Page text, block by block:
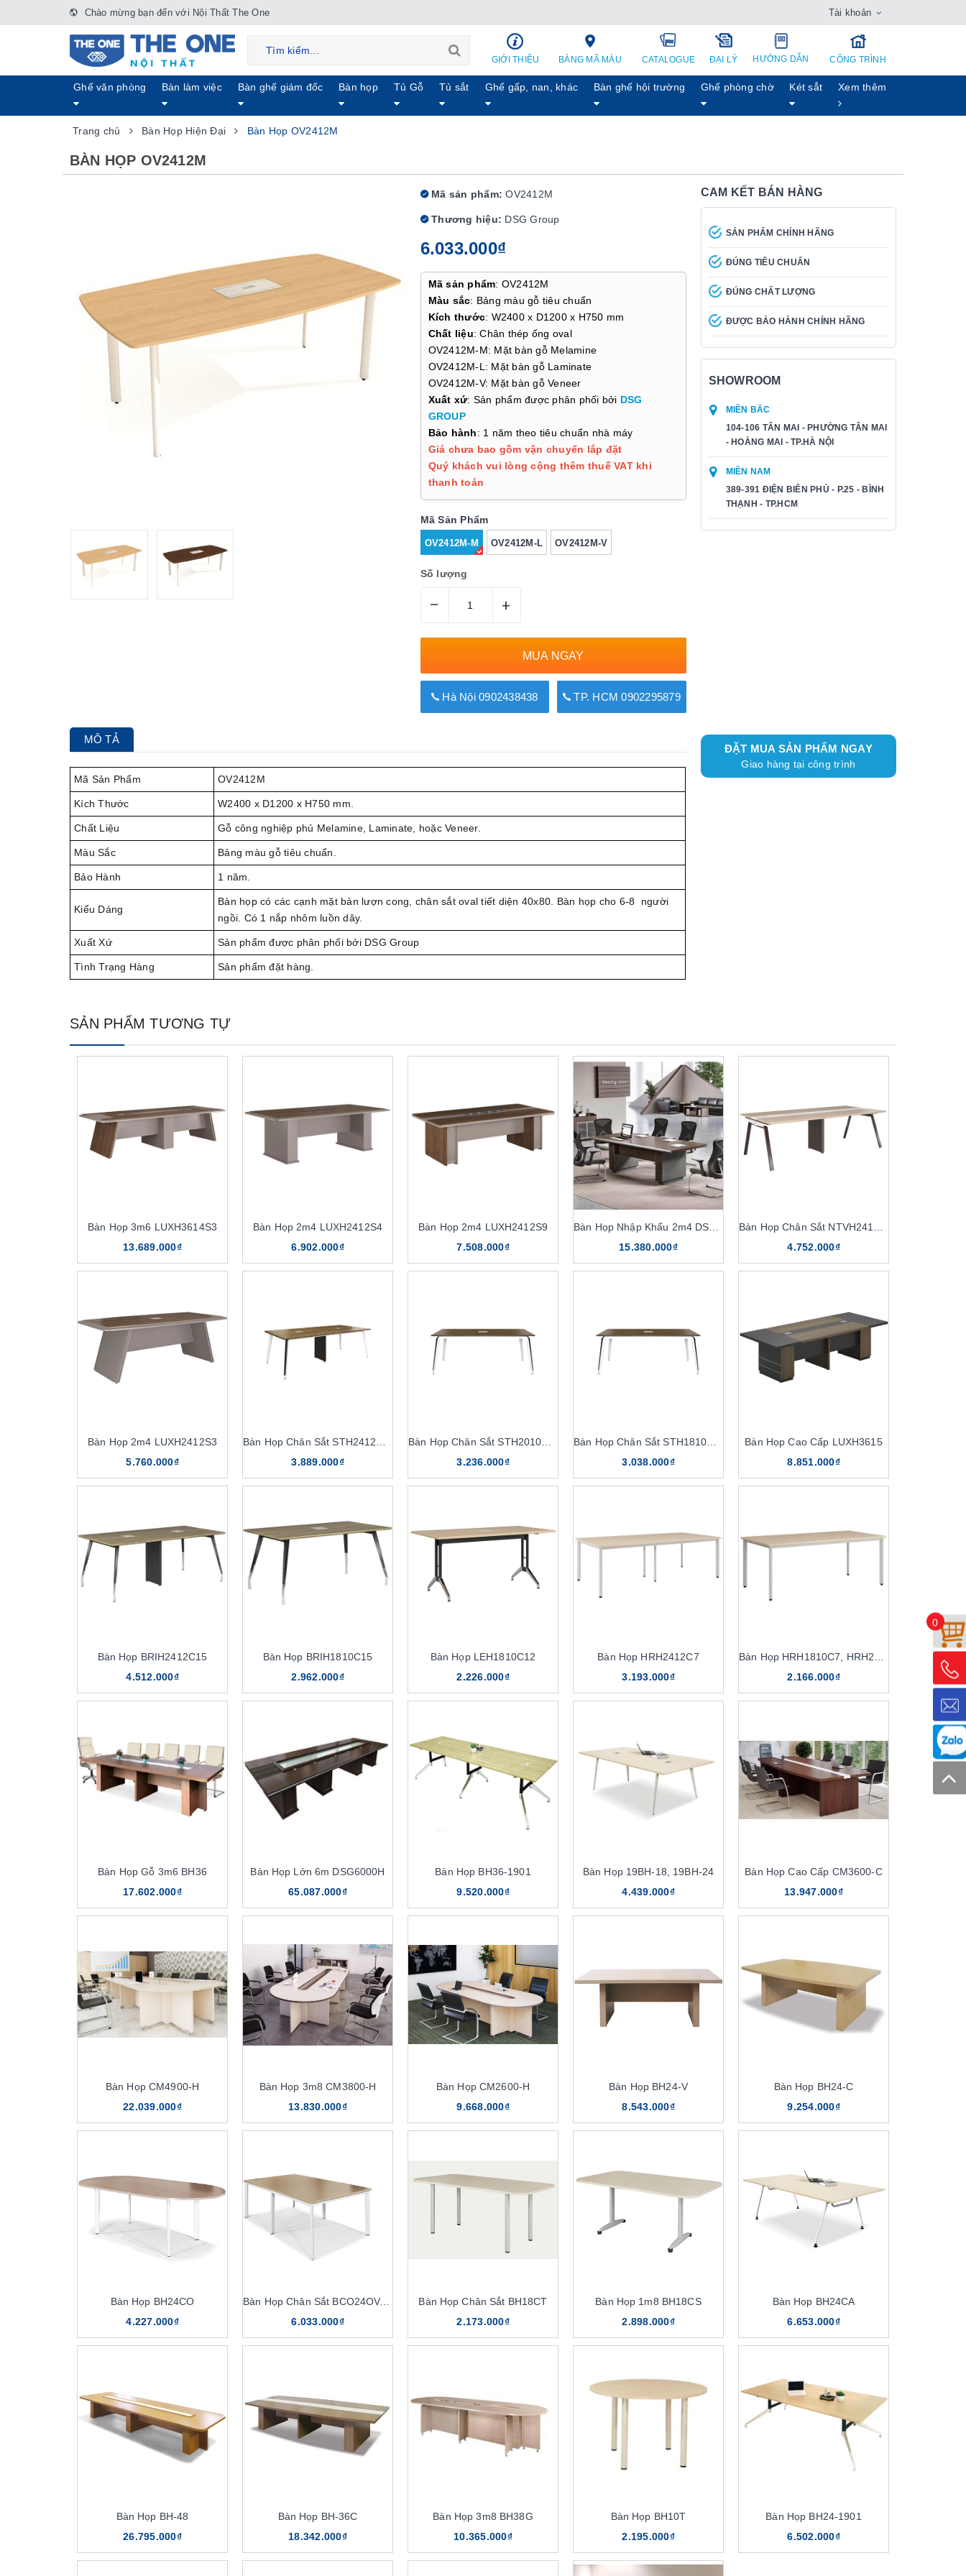
Chào mừng bạn đến với Nội Thất The One Tài khoản
GIỚI THIỆU BẢNG MÃ MÀU CATALOGUE ĐẠI LÝ HƯỚNG DẪN CÔNG TRÌNH
Ghế văn phòng Bàn làm việc Bàn ghế giám đốc Bàn họp Tủ Gỗ Tủ sắt Ghế gấp, nan, khác Bàn ghế hội trường Ghế phòng chờ Két sẳt Xem thêm
Trang chủ Bàn Họp Hiện Đại Bàn Họp OV2412M
BÀN HỌP OV2412M
Mã sản phẩm: OV2412M
Thương hiệu: DSG Group
6.033.000₫
Mã sản phẩm: OV2412M
Màu sắc: Bảng màu gỗ tiêu chuẩn
Kích thước: W2400 x D1200 x H750 mm
Chất liệu: Chân thép ống oval
OV2412M-M: Mặt bàn gỗ Melamine
OV2412M-L: Mặt bàn gỗ Laminate
OV2412M-V: Mặt bàn gỗ Veneer
Xuất xứ: Sản phẩm được phân phối bởi DSG
GROUP
Bảo hành: 1 năm theo tiêu chuẩn nhà máy
Giá chưa bao gồm vận chuyển lắp đặt
Quý khách vui lòng cộng thêm thuế VAT khi
thanh toán
Mã Sản Phẩm
OV2412M-M OV2412M-L OV2412M-V
Số lượng
– +
MUA NGAY
Hà Nội 0902438438 TP. HCM 0902295879
CAM KẾT BÁN HÀNG
SẢN PHẨM CHÍNH HÃNG
ĐÚNG TIÊU CHUẨN
ĐÚNG CHẤT LƯỢNG
ĐƯỢC BẢO HÀNH CHÍNH HÃNG
SHOWROOM
MIỀN BẮC
104-106 TÂN MAI - PHƯỜNG TÂN MAI
- HOÀNG MAI - TP.HÀ NỘI
MIỀN NAM
389-391 ĐIỆN BIÊN PHỦ - P.25 - BÌNH
THẠNH - TP.HCM
MÔ TẢ
Mã Sản Phẩm OV2412M
Kích Thước W2400 x D1200 x H750 mm.
Chất Liệu Gỗ công nghiệp phủ Melamine, Laminate, hoặc Veneer.
Màu Sắc Bảng màu gỗ tiêu chuẩn.
Bảo Hành 1 năm.
Kiểu Dáng
Bàn họp có các cạnh mặt bàn lượn cong, chân sắt oval tiết diện 40x80. Bàn họp cho 6-8 người
ngồi. Có 1 nắp nhôm luồn dây.
Xuất Xứ Sản phẩm được phân phối bởi DSG Group
Tình Trạng Hàng Sản phẩm đặt hàng.
ĐẶT MUA SẢN PHẨM NGAY
Giao hàng tại công trình
SẢN PHẨM TƯƠNG TỰ
Bàn Họp 3m6 LUXH3614S3
13.689.000₫
Bàn Họp 2m4 LUXH2412S4
6.902.000₫
Bàn Họp 2m4 LUXH2412S9
7.508.000₫
15.380.000₫
4.752.000₫
Bàn Họp 2m4 LUXH2412S3
5.760.000₫
3.889.000₫
3.236.000₫
3.038.000₫
Bàn Họp Cao Cấp LUXH3615
8.851.000₫
Bàn Họp BRIH2412C15
4.512.000₫
Bàn Họp BRIH1810C15
2.962.000₫
Bàn Họp LEH1810C12
2.226.000₫
Bàn Họp HRH2412C7
3.193.000₫
2.166.000₫
Bàn Họp Gỗ 3m6 BH36
17.602.000₫
Bàn Họp Lớn 6m DSG6000H
65.087.000₫
Bàn Họp BH36-1901
9.520.000₫
Bàn Họp 19BH-18, 19BH-24
4.439.000₫
Bàn Họp Cao Cấp CM3600-C
13.947.000₫
Bàn Họp CM4900-H
22.039.000₫
Bàn Họp 3m8 CM3800-H
13.830.000₫
Bàn Họp CM2600-H
9.668.000₫
Bàn Họp BH24-V
8.543.000₫
Bàn Họp BH24-C
9.254.000₫
Bàn Họp BH24CO
4.227.000₫
Bàn Họp Chân Sắt BCO24OV, BCO36OV
6.033.000₫
Bàn Họp Chân Sắt BH18CT
2.173.000₫
Bàn Họp 1m8 BH18CS
2.898.000₫
Bàn Họp BH24CA
6.653.000₫
Bàn Họp BH-48
26.795.000₫
Bàn Họp BH-36C
18.342.000₫
Bàn Họp 3m8 BH38G
10.365.000₫
Bàn Họp BH10T
2.195.000₫
Bàn Họp BH24-1901
6.502.000₫
0